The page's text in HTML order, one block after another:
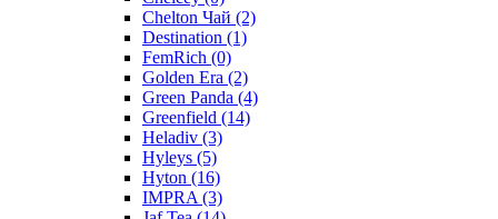
Chelton Чай (2)
Destination (1)
FemRich (0)
Golden Era (2)
Green Panda (4)
Greenfield (14)
Heladiv (3)
Hyleys (5)
Hyton (16)
IMPRA (3)